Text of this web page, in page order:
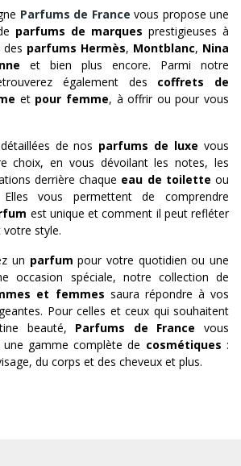
Parfums de France vous propose une
parfums de marques prestigieuses à
parfums Hermès, Montblanc, Nina
et bien plus encore. Parmi notre
également des coffrets de
et pour femme, à offrir ou pour vous
de nos parfums de luxe vous
choix, en vous dévoilant les notes, les
derrière chaque eau de toilette ou
vous permettent de comprendre
est unique et comment il peut refléter
style.
un parfum pour votre quotidien ou une
occasion spéciale, notre collection de
et femmes saura répondre à vos
Pour celles et ceux qui souhaitent
beauté, Parfums de France vous
gamme complète de cosmétiques :
du corps et des cheveux et plus.